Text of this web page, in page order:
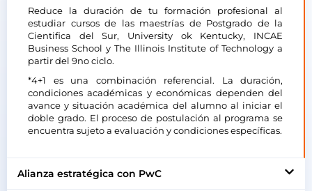
Reduce la duración de tu formación profesional al
estudiar cursos de las maestrías de Postgrado de la
Cientifica del Sur, University ok Kentucky, INCAE
Business School y The Illinois Institute of Technology a
partir del 9no ciclo.
*4+1 es una combinación referencial. La duración,
condiciones académicas y económicas dependen del
avance y situación académica del alumno al iniciar el
doble grado. El proceso de postulación al programa se
encuentra sujeto a evaluación y condiciones específicas.
Alianza estratégica con PwC